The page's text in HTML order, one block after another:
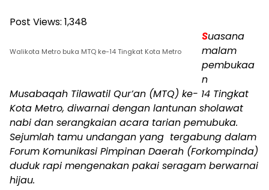
Post Views: 1,348
Walikota Metro buka MTQ ke-14 Tingkat Kota Metro
Suasana
malam
pembukaa
n
Musabaqah Tilawatil Qur’an (MTQ) ke- 14 Tingkat
Kota Metro, diwarnai dengan lantunan sholawat
nabi dan serangkaian acara tarian pemubuka.
Sejumlah tamu undangan yang tergabung dalam
Forum Komunikasi Pimpinan Daerah (Forkompinda)
duduk rapi mengenakan pakai seragam berwarnai
hijau.